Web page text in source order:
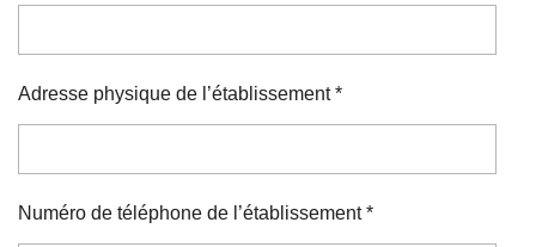
Adresse physique de l’établissement *
Numéro de téléphone de l’établissement *